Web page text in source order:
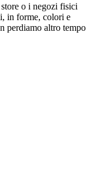
o i negozi fisici
in forme, colori e
perdiamo altro tempo